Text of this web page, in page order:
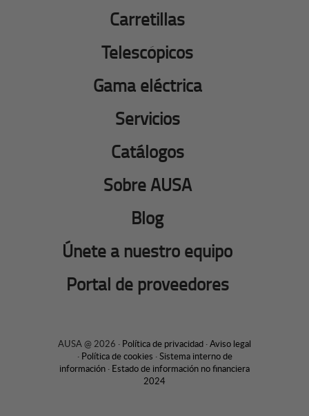
Carretillas
Telescópicos
Gama eléctrica
Servicios
Catálogos
Sobre AUSA
Blog
Únete a nuestro equipo
Portal de proveedores
AUSA @ 2026 · Política de privacidad ·Aviso legal
· Política de cookies ·Sistema interno de
información · Estado de información no financiera
2024